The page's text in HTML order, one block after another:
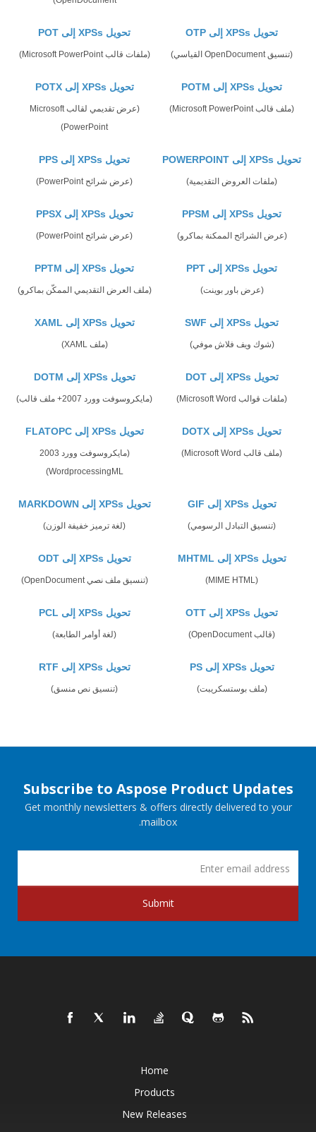
تحويل XPSs إلى OTP
(تنسيق OpenDocument القياسي)
تحويل XPSs إلى POT
(ملفات قالب Microsoft PowerPoint)
تحويل XPSs إلى POTM
(ملف قالب Microsoft PowerPoint)
تحويل XPSs إلى POTX
(عرض تقديمي لقالب Microsoft
PowerPoint)
تحويل XPSs إلى POWERPOINT
(ملفات العروض التقديمية)
تحويل XPSs إلى PPS
(عرض شرائح PowerPoint)
تحويل XPSs إلى PPSM
(عرض الشرائح الممكنة بماكرو)
تحويل XPSs إلى PPSX
(عرض شرائح PowerPoint)
تحويل XPSs إلى PPT
(عرض باور بوينت)
تحويل XPSs إلى PPTM
(ملف العرض التقديمي الممكّن بماكرو)
تحويل XPSs إلى SWF
(شوك ويف فلاش موفي)
تحويل XPSs إلى XAML
(ملف XAML)
تحويل XPSs إلى DOT
(ملفات قوالب Microsoft Word)
تحويل XPSs إلى DOTM
(مايكروسوفت وورد 2007+ ملف قالب)
تحويل XPSs إلى DOTX
(ملف قالب Microsoft Word)
تحويل XPSs إلى FLATOPC
(مايكروسوفت وورد 2003
WordprocessingML)
تحويل XPSs إلى GIF
(تنسيق التبادل الرسومي)
تحويل XPSs إلى MARKDOWN
(لغة ترميز خفيفة الوزن)
تحويل XPSs إلى MHTML
(MIME HTML)
تحويل XPSs إلى ODT
(تنسيق ملف نصي OpenDocument)
تحويل XPSs إلى OTT
(قالب OpenDocument)
تحويل XPSs إلى PCL
(لغة أوامر الطابعة)
تحويل XPSs إلى PS
(ملف بوستسكريبت)
تحويل XPSs إلى RTF
(تنسيق نص منسق)
Subscribe to Aspose Product Updates
Get monthly newsletters & offers directly delivered to your
mailbox.
Submit
Home
Products
New Releases